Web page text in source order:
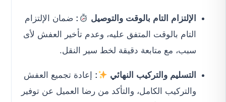
الإلتزام التام بالوقت والتوصيل : ضمان الإلتزام
التام بالوقت المتفق عليه، وعدم تأخير العفش لأى
سبب، مع متابعة دقيقة لخط سير النقل.
التسليم والتركيب النهائي : إعادة تجميع العفش
والتركيب الكامل، والتأكد من رضا العميل عن توفير